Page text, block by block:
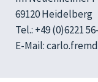
69120 Heidelberg
Tel.: +49 (0)6221
E-Mail: